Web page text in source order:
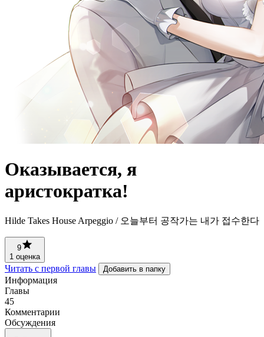
Оказывается, я
аристократка!
Hilde Takes House Arpeggio / 오늘부터 공작가는 내가 접수한다
9
1 оценка
Читать с первой главы Добавить в папку
Информация
Главы
45
Комментарии
Обсуждения